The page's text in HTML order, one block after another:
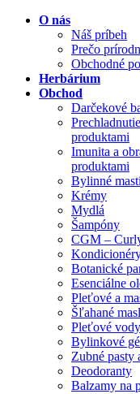
O nás
Náš príbeh
Prečo
Obchodné
Herbárium
Obchod
Darčekové
produktami
Imunita a
produktami
Bylinné
Krémy
Mydlá
Šampóny
CGM –
Botanické
Esenciálne
Pleťové a
Šľahané
Pleťové
Bylinkové
Zubné pasty
Deodoranty
Balzamy na